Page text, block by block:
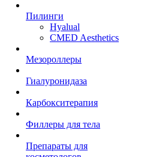
Пилинги
Hyalual
CMED Aesthetics
Мезороллеры
Гиалуронидаза
Карбокситерапия
Филлеры для тела
Препараты для